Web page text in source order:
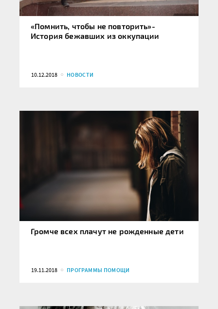
«Помнить, чтобы не повторить»-
История бежавших из оккупации
10.12.2018 НОВОСТИ
Громче всех плачут не рожденные дети
19.11.2018 ПРОГРАММЫ ПОМОЩИ